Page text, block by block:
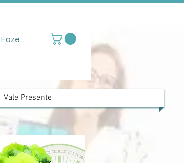
Fazer login
Vale Presente